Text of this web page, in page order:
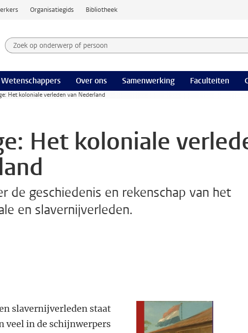
Organisatiegids Bibliotheek
Zoek op onderwerp of persoon en selecteer categorie
Zoekterm
Wetenschappers Over ons Samenwerking Faculteiten
Het koloniale verleden van Nederland
Het koloniale
de geschiedenis en rekenschap van het
en slavernijverleden.
slavernijverleden staat
veel in de schijnwerpers